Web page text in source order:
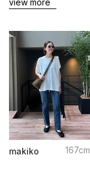
makiko 167cm